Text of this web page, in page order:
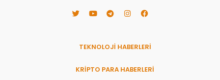
TEKNOLOJİ HABERLERİ
KRİPTO PARA HABERLERİ